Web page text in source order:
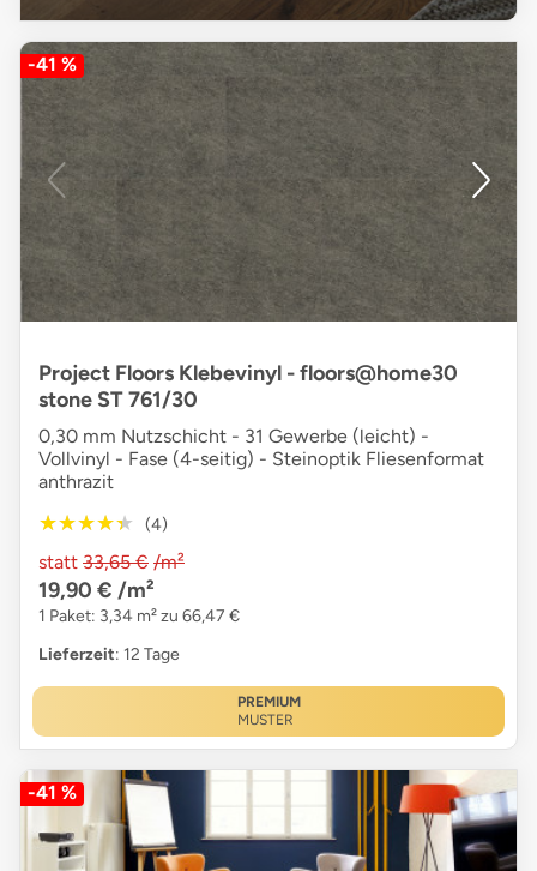
-41 %
Project Floors Klebevinyl - floors@home30
stone ST 761/30
0,30 mm Nutzschicht - 31 Gewerbe (leicht) -
Vollvinyl - Fase (4-seitig) - Steinoptik Fliesenformat
anthrazit
★★★★★
★★★★★ (4)
statt 33,65 € /m²
19,90 € /m²
1 Paket: 3,34 m² zu 66,47 €
Lieferzeit: 12 Tage
PREMIUM
MUSTER
-41 %